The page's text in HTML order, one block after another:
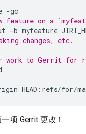
feature on a
-b myfeature
changes, etc.
work to Gerrit for
项 Gerrit 更改！